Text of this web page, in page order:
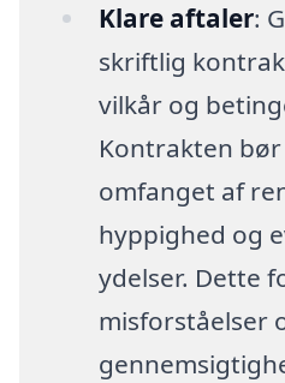
Klare aftaler:
skriftlig
vilkår og
Kontrakten
omfanget af
hyppighed og
ydelser. Dette
misforståelser